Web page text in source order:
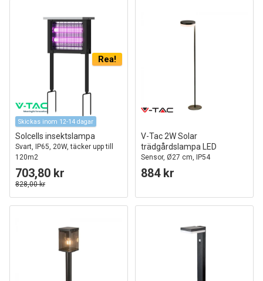
Rea!
Skickas inom 12-14 dagar
Solcells insektslampa
Svart, IP65, 20W, täcker upp till
120m2
703,80 kr
828,00 kr
V-Tac 2W Solar
trädgårdslampa LED
Sensor, Ø27 cm, IP54
884 kr